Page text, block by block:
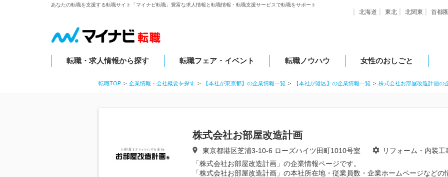
あなたの転職を支援する転職サイト「マイナビ転職」豊富な求人情報と転職情報・転職支援サービスで転職をサポート
北海道 東北 北関東 首都
転職・求人情報から探す 転職フェア・イベント 転職ノウハウ 女性のおしごと
転職TOP 企業情報・会社概要を探す 【本社が東京都】の企業情報一覧 【本社が港区】の企業情報一覧 株式会社お部屋改造計画の
株式会社お部屋改造計画
東京都港区芝浦3-10-6 ローズハイツ田町1010号室
リフォーム・内装工
「株式会社お部屋改造計画」の企業情報ページです。
「株式会社お部屋改造計画」の本社所在地・従業員数・企業ホームページなど